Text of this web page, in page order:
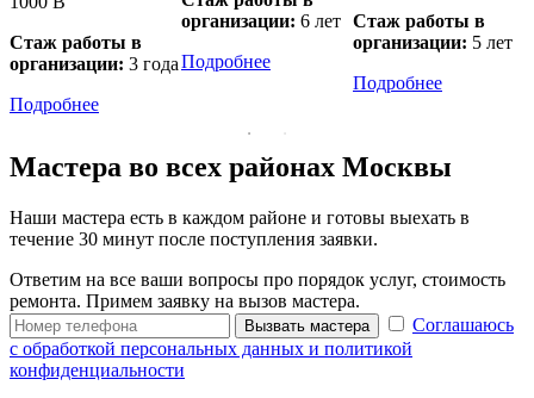
Стаж работы в
организации: 3 года
Подробнее
организации: 6 лет
Подробнее
Стаж работы в
организации: 5 лет
Подробнее
Мастера во всех районах Москвы
Наши мастера есть в каждом районе и готовы выехать в
течение 30 минут после поступления заявки.
Ответим на все ваши вопросы про порядок услуг, стоимость
ремонта. Примем заявку на вызов мастера.
Вызвать мастера
Соглашаюсь
с обработкой персональных данных и политикой
конфиденциальности